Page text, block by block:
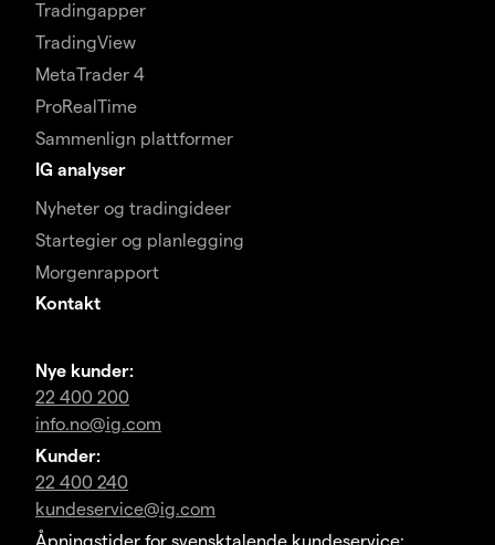
Tradingapper
TradingView
MetaTrader 4
ProRealTime
Sammenlign plattformer
IG analyser
Nyheter og tradingideer
Startegier og planlegging
Morgenrapport
Kontakt
Nye kunder:
22 400 200
info.no@ig.com
Kunder:
22 400 240
kundeservice@ig.com
Åpningstider for svensktalende kundeservice: